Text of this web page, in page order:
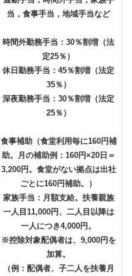
当，食事手当，地域手当など
時間外勤務手当：30％割増（法
定25％）
休日勤務手当：45％割増（法定
35％）
深夜勤務手当：30％割増（法定
25％）
食事補助（食堂利用毎に160円補
助。月の補助例：160円×20日＝
3,200円。食堂がない拠点は出社
ごとに160円補助。）
家族手当：月額支給。扶養親族
一人目11,000円、二人目以降は
一人につき4,000円。
※控除対象配偶者は、9,000円を
加算。
（例：配偶者、子二人を扶養月